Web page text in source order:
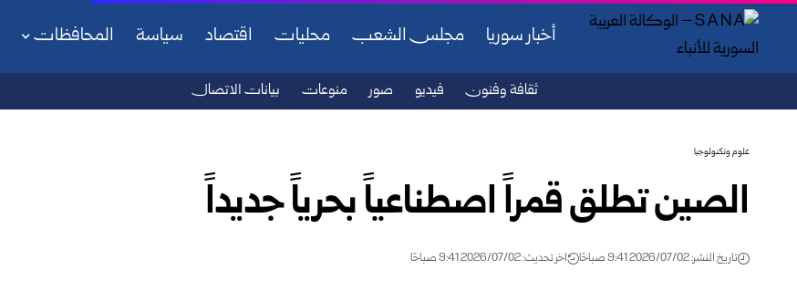
أخبار سوريا مجلس الشعب محليات اقتصاد سياسة المحافظات
ثقافة وفنون فيديو صور منوعات بيانات الاتصال
علوم وتكنولوجيا
الصين تطلق قمراً اصطناعياً بحرياً جديداً
تاريخ النشر: 2026/07/02 9:41 صباحًا اخر تحديث: 2026/07/02 9:41 صباحًا